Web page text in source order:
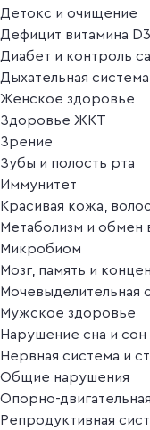
Детокс и очищение
Дефицит витамина D3
Диабет и контроль
Дыхательная система
Женское здоровье
Здоровье ЖКТ
Зрение
Зубы и полость рта
Иммунитет
Красивая кожа,
Метаболизм и обмен
Микробиом
Мозг, память и
Мочевыделительная
Мужское здоровье
Нарушение сна и сон
Нервная система и
Общие нарушения
Опорно-
Репродуктивная